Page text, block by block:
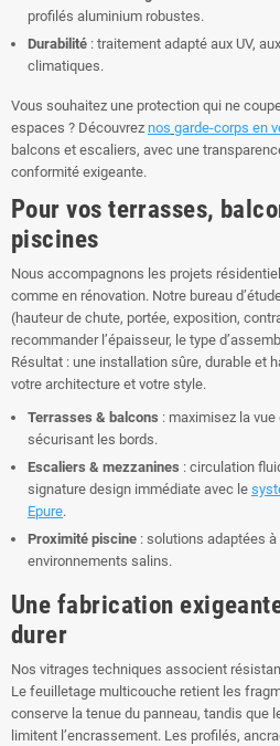
profilés aluminium robustes.
Durabilité : traitement adapté aux UV,
climatiques.
Vous souhaitez une protection qui ne
espaces ? Découvrez nos garde-corps en
balcons et escaliers, avec une
conformité exigeante.
Pour vos terrasses,
piscines
Nous accompagnons les projets
comme en rénovation. Notre bureau
(hauteur de chute, portée, exposition,
recommander l’épaisseur, le type
Résultat : une installation sûre, durable et
votre architecture et votre style.
Terrasses & balcons : maximisez la
sécurisant les bords.
Escaliers & mezzanines : circulation
signature design immédiate avec le
Epure.
Proximité piscine : solutions adaptées
environnements salins.
Une fabrication
durer
Nos vitrages techniques associent
Le feuilletage multicouche retient les
conserve la tenue du panneau, tandis que
limitent l’encrassement. Les profilés,